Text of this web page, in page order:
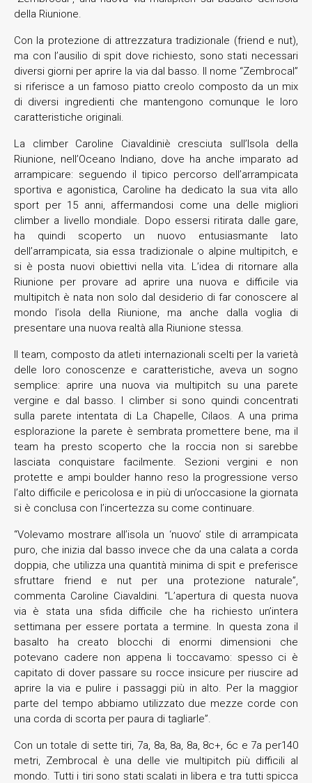
della Riunione.
Con la protezione di attrezzatura tradizionale (friend e nut),
ma con l’ausilio di spit dove richiesto, sono stati necessari
diversi giorni per aprire la via dal basso. Il nome “Zembrocal”
si riferisce a un famoso piatto creolo composto da un mix
di diversi ingredienti che mantengono comunque le loro
caratteristiche originali.
La climber Caroline Ciavaldiniè cresciuta sull’Isola della
Riunione, nell’Oceano Indiano, dove ha anche imparato ad
arrampicare: seguendo il tipico percorso dell’arrampicata
sportiva e agonistica, Caroline ha dedicato la sua vita allo
sport per 15 anni, affermandosi come una delle migliori
climber a livello mondiale. Dopo essersi ritirata dalle gare,
ha quindi scoperto un nuovo entusiasmante lato
dell’arrampicata, sia essa tradizionale o alpine multipitch, e
si è posta nuovi obiettivi nella vita. L’idea di ritornare alla
Riunione per provare ad aprire una nuova e difficile via
multipitch è nata non solo dal desiderio di far conoscere al
mondo l’isola della Riunione, ma anche dalla voglia di
presentare una nuova realtà alla Riunione stessa.
Il team, composto da atleti internazionali scelti per la varietà
delle loro conoscenze e caratteristiche, aveva un sogno
semplice: aprire una nuova via multipitch su una parete
vergine e dal basso. I climber si sono quindi concentrati
sulla parete intentata di La Chapelle, Cilaos. A una prima
esplorazione la parete è sembrata promettere bene, ma il
team ha presto scoperto che la roccia non si sarebbe
lasciata conquistare facilmente. Sezioni vergini e non
protette e ampi boulder hanno reso la progressione verso
l’alto difficile e pericolosa e in più di un’occasione la giornata
si è conclusa con l’incertezza su come continuare.
“Volevamo mostrare all’isola un ‘nuovo’ stile di arrampicata
puro, che inizia dal basso invece che da una calata a corda
doppia, che utilizza una quantità minima di spit e preferisce
sfruttare friend e nut per una protezione naturale”,
commenta Caroline Ciavaldini. “L’apertura di questa nuova
via è stata una sfida difficile che ha richiesto un’intera
settimana per essere portata a termine. In questa zona il
basalto ha creato blocchi di enormi dimensioni che
potevano cadere non appena li toccavamo: spesso ci è
capitato di dover passare su rocce insicure per riuscire ad
aprire la via e pulire i passaggi più in alto. Per la maggior
parte del tempo abbiamo utilizzato due mezze corde con
una corda di scorta per paura di tagliarle”.
Con un totale di sette tiri, 7a, 8a, 8a, 8a, 8c+, 6c e 7a per140
metri, Zembrocal è una delle vie multipitch più difficili al
mondo. Tutti i tiri sono stati scalati in libera e tra tutti spicca